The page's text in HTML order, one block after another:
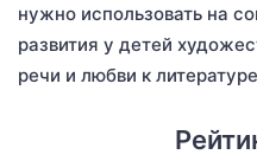
нужно использовать на
развития у детей
речи и любви к